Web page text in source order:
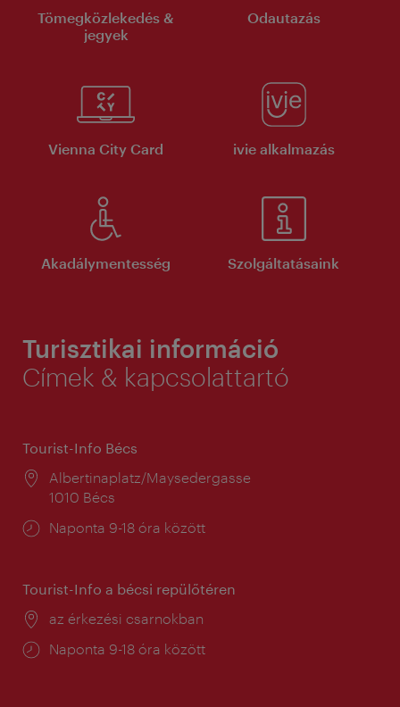
Tömegközlekedés &
jegyek
Odautazás
Vienna City Card ivie alkalmazás
Akadálymentesség Szolgáltatásaink
Turisztikai információ
Címek & kapcsolattartó
Tourist-Info Bécs
Helyszín:
Albertinaplatz/Maysedergasse
1010 Bécs
Nyitva
Naponta 9-18 óra között
Tourist-Info a bécsi repülőtéren
Helyszín:
az érkezési csarnokban
Nyitva
Naponta 9-18 óra között